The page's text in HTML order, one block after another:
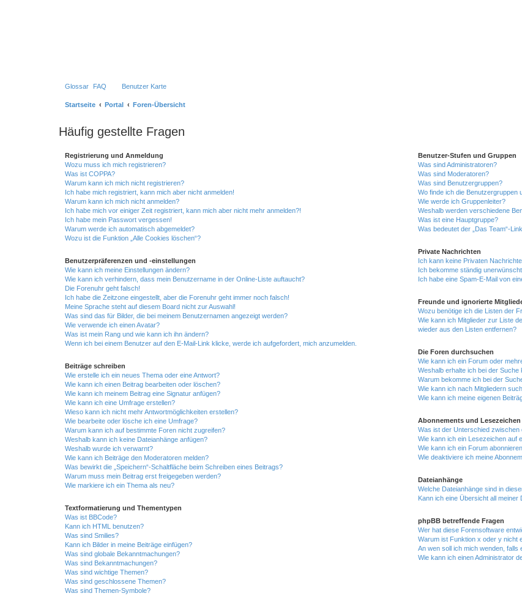
Glossar FAQ Benutzer Karte
Startseite Portal Foren-Übersicht
Häufig gestellte Fragen
Registrierung und Anmeldung
Wozu muss ich mich registrieren?
Was ist COPPA?
Warum kann ich mich nicht registrieren?
Ich habe mich registriert, kann mich aber nicht anmelden!
Warum kann ich mich nicht anmelden?
Ich habe mich vor einiger Zeit registriert, kann mich aber nicht mehr anmelden?!
Ich habe mein Passwort vergessen!
Warum werde ich automatisch abgemeldet?
Wozu ist die Funktion „Alle Cookies löschen“?
Benutzerpräferenzen und -einstellungen
Wie kann ich meine Einstellungen ändern?
Wie kann ich verhindern, dass mein Benutzername in der Online-Liste auftaucht?
Die Forenuhr geht falsch!
Ich habe die Zeitzone eingestellt, aber die Forenuhr geht immer noch falsch!
Meine Sprache steht auf diesem Board nicht zur Auswahl!
Was sind das für Bilder, die bei meinem Benutzernamen angezeigt werden?
Wie verwende ich einen Avatar?
Was ist mein Rang und wie kann ich ihn ändern?
Wenn ich bei einem Benutzer auf den E-Mail-Link klicke, werde ich aufgefordert, mich anzumelden.
Beiträge schreiben
Wie erstelle ich ein neues Thema oder eine Antwort?
Wie kann ich einen Beitrag bearbeiten oder löschen?
Wie kann ich meinem Beitrag eine Signatur anfügen?
Wie kann ich eine Umfrage erstellen?
Wieso kann ich nicht mehr Antwortmöglichkeiten erstellen?
Wie bearbeite oder lösche ich eine Umfrage?
Warum kann ich auf bestimmte Foren nicht zugreifen?
Weshalb kann ich keine Dateianhänge anfügen?
Weshalb wurde ich verwarnt?
Wie kann ich Beiträge den Moderatoren melden?
Was bewirkt die „Speichern“-Schaltfläche beim Schreiben eines Beitrags?
Warum muss mein Beitrag erst freigegeben werden?
Wie markiere ich ein Thema als neu?
Textformatierung und Thementypen
Was ist BBCode?
Kann ich HTML benutzen?
Was sind Smilies?
Kann ich Bilder in meine Beiträge einfügen?
Was sind globale Bekanntmachungen?
Was sind Bekanntmachungen?
Was sind wichtige Themen?
Was sind geschlossene Themen?
Was sind Themen-Symbole?
Benutzer-Stufen und Gruppen
Was sind Administratoren?
Was sind Moderatoren?
Was sind Benutzergruppen?
Wo finde ich die Benutzergruppen
Wie werde ich Gruppenleiter?
Weshalb werden verschiedene
Was ist eine Hauptgruppe?
Was bedeutet der „Das Team“-
Private Nachrichten
Ich kann keine Privaten
Ich bekomme ständig
Ich habe eine Spam-E-Mail von
Freunde und ignorierte
Wozu benötige ich die Listen der
Wie kann ich Mitglieder zur Liste
wieder aus den Listen entfernen?
Die Foren durchsuchen
Wie kann ich ein Forum oder
Weshalb erhalte ich bei der Suche
Warum bekomme ich bei der
Wie kann ich nach Mitgliedern
Wie kann ich meine eigenen
Abonnements und Lesezeichen
Was ist der Unterschied zwischen
Wie kann ich ein Lesezeichen auf
Wie kann ich ein Forum
Wie deaktiviere ich meine
Dateianhänge
Welche Dateianhänge sind in
Kann ich eine Übersicht all meiner
phpBB betreffende Fragen
Wer hat diese Forensoftware
Warum ist Funktion x oder y nicht
An wen soll ich mich wenden,
Wie kann ich einen Administrator